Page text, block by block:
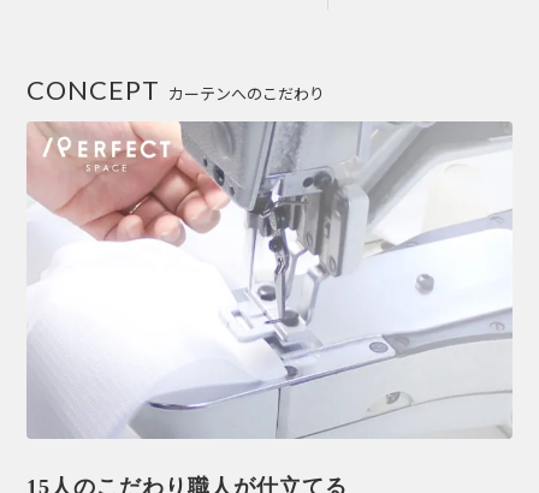
カーテンへのこだわり
CONCEPT
15人のこだわり職人が仕立てる